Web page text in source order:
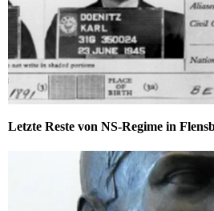
Letzte Reste von NS-Regime in